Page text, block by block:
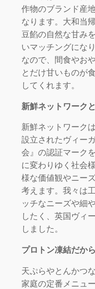
作物のブランド産
なります。大和当
豆餡の自然な甘み
いマッチングにな
なので、間食やお
とだけ甘いものが
してくれます。
新鮮ネットワーク
新鮮ネットワーク
設立されたヴィー
会』の認証マーク
に変わりゆく社会
様な価値観やニー
考えます。我々は
ッチなニーズや細
したく、英国ヴィ
しました。
プロトン凍結だか
天ぷらやとんかつ
家庭の定番メニュ